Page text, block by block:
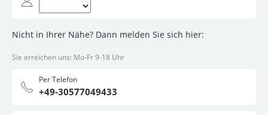
Nicht in Ihrer Nähe? Dann melden Sie sich hier:
Sie erreichen uns: Mo-Fr 9-18 Uhr
Per Telefon
+49-30577049433